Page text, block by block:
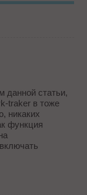
данной статьи,
traker в тоже
никаких
функция